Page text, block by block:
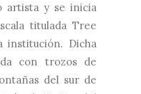
artista y se inicia
titulada Tree
Dicha
con trozos de
del sur de